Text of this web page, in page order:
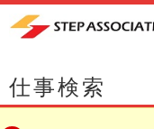
仕事検索